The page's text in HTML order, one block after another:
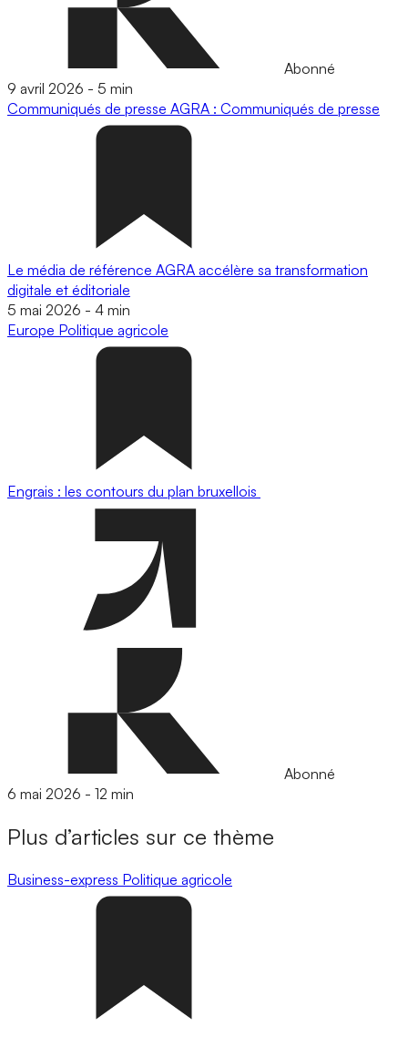
Abonné
9 avril 2026 - 5 min
Communiqués de presse AGRA : Communiqués de presse
Le média de référence AGRA accélère sa transformation
digitale et éditoriale
5 mai 2026 - 4 min
Europe Politique agricole
Engrais : les contours du plan bruxellois
Abonné
6 mai 2026 - 12 min
Plus d’articles sur ce thème
Business-express Politique agricole